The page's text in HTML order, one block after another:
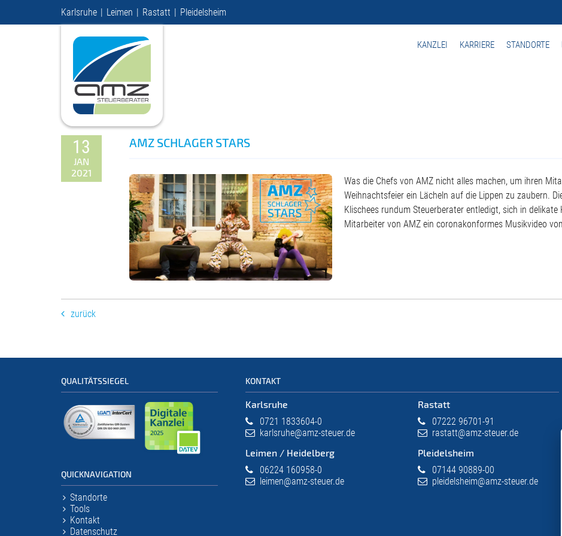
Karlsruhe Leimen Rastatt Pleidelsheim
KANZLEI KARRIERE STANDORTE
13
JAN
2021
AMZ SCHLAGER STARS
Was die Chefs von AMZ nicht alles machen, um ihren
Weihnachtsfeier ein Lächeln auf die Lippen zu zaubern.
Klischees rundum Steuerberater entledigt, sich in
Mitarbeiter von AMZ ein coronakonformes Musikvideo
zurück
QUALITÄTSSIEGEL
QUICKNAVIGATION
Standorte
Tools
Kontakt
Datenschutz
KONTAKT
Karlsruhe
0721 1833604-0
karlsruhe@amz-steuer.de
Leimen / Heidelberg
06224 160958-0
leimen@amz-steuer.de
Rastatt
07222 96701-91
rastatt@amz-steuer.de
Pleidelsheim
07144 90889-00
pleidelsheim@amz-steuer.de